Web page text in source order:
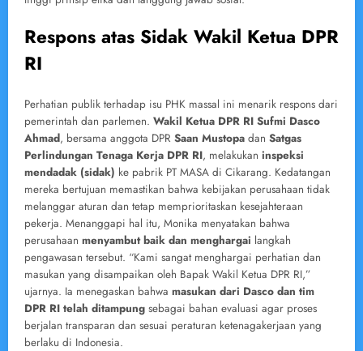
Respons atas Sidak Wakil Ketua DPR
RI
Perhatian publik terhadap isu PHK massal ini menarik respons dari
pemerintah dan parlemen. Wakil Ketua DPR RI Sufmi Dasco
Ahmad, bersama anggota DPR Saan Mustopa dan Satgas
Perlindungan Tenaga Kerja DPR RI, melakukan inspeksi
mendadak (sidak) ke pabrik PT MASA di Cikarang. Kedatangan
mereka bertujuan memastikan bahwa kebijakan perusahaan tidak
melanggar aturan dan tetap memprioritaskan kesejahteraan
pekerja. Menanggapi hal itu, Monika menyatakan bahwa
perusahaan menyambut baik dan menghargai langkah
pengawasan tersebut. “Kami sangat menghargai perhatian dan
masukan yang disampaikan oleh Bapak Wakil Ketua DPR RI,”
ujarnya. Ia menegaskan bahwa masukan dari Dasco dan tim
DPR RI telah ditampung sebagai bahan evaluasi agar proses
berjalan transparan dan sesuai peraturan ketenagakerjaan yang
berlaku di Indonesia.